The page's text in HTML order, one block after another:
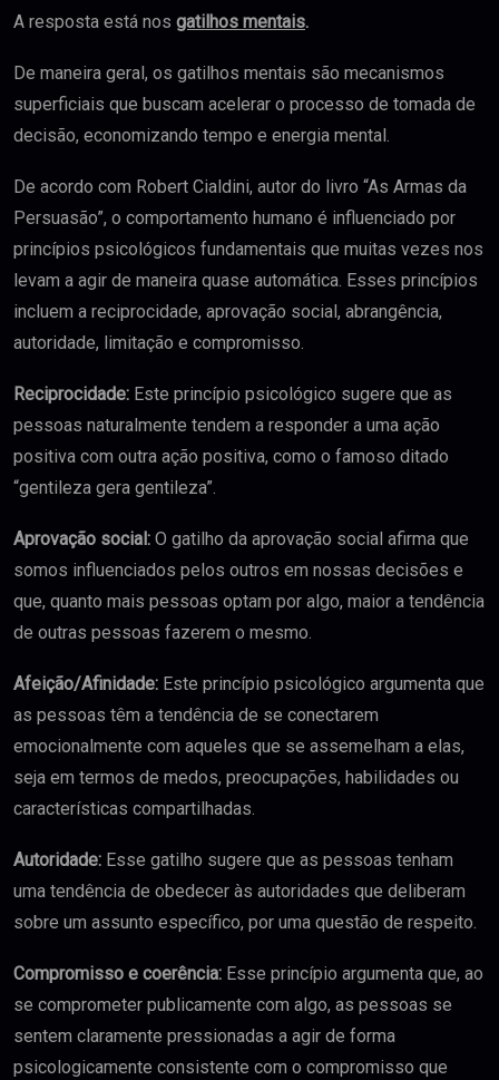
A resposta está nos gatilhos mentais.
De maneira geral, os gatilhos mentais são mecanismos
superficiais que buscam acelerar o processo de tomada de
decisão, economizando tempo e energia mental.
De acordo com Robert Cialdini, autor do livro “As Armas da
Persuasão”, o comportamento humano é influenciado por
princípios psicológicos fundamentais que muitas vezes nos
levam a agir de maneira quase automática. Esses princípios
incluem a reciprocidade, aprovação social, abrangência,
autoridade, limitação e compromisso.
Reciprocidade: Este princípio psicológico sugere que as
pessoas naturalmente tendem a responder a uma ação
positiva com outra ação positiva, como o famoso ditado
“gentileza gera gentileza”.
Aprovação social: O gatilho da aprovação social afirma que
somos influenciados pelos outros em nossas decisões e
que, quanto mais pessoas optam por algo, maior a tendência
de outras pessoas fazerem o mesmo.
Afeição/Afinidade: Este princípio psicológico argumenta que
as pessoas têm a tendência de se conectarem
emocionalmente com aqueles que se assemelham a elas,
seja em termos de medos, preocupações, habilidades ou
características compartilhadas.
Autoridade: Esse gatilho sugere que as pessoas tenham
uma tendência de obedecer às autoridades que deliberam
sobre um assunto específico, por uma questão de respeito.
Compromisso e coerência: Esse princípio argumenta que, ao
se comprometer publicamente com algo, as pessoas se
sentem claramente pressionadas a agir de forma
psicologicamente consistente com o compromisso que